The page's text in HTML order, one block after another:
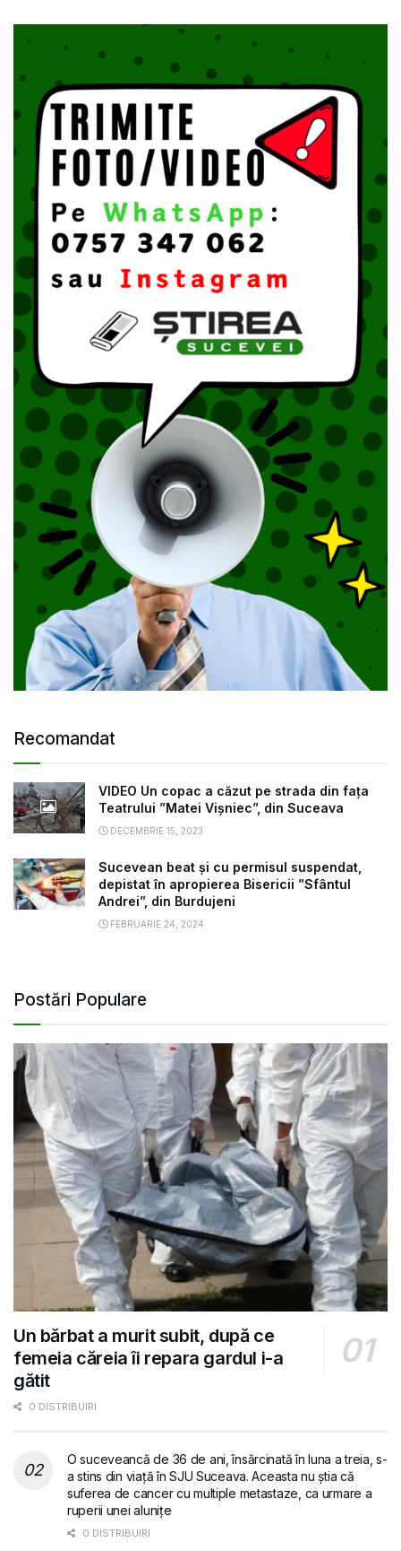
Recomandat
VIDEO Un copac a căzut pe strada din fața
Teatrului ”Matei Vișniec”, din Suceava
DECEMBRIE 15, 2023
Sucevean beat și cu permisul suspendat,
depistat în apropierea Bisericii ”Sfântul
Andrei”, din Burdujeni
FEBRUARIE 24, 2024
Postări Populare
Un bărbat a murit subit, după ce
femeia căreia îi repara gardul i-a
gătit
0 DISTRIBUIRI
O suceveancă de 36 de ani, însărcinată în luna a treia, s-
a stins din viață în SJU Suceava. Aceasta nu știa că
suferea de cancer cu multiple metastaze, ca urmare a
ruperii unei alunițe
0 DISTRIBUIRI